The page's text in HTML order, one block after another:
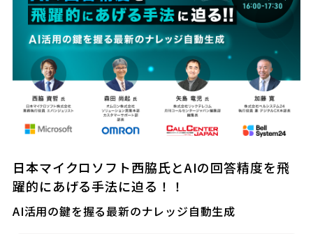
日本マイクロソフト西脇氏とAIの回答精度を飛
躍的にあげる手法に迫る！！
AI活用の鍵を握る最新のナレッジ自動生成